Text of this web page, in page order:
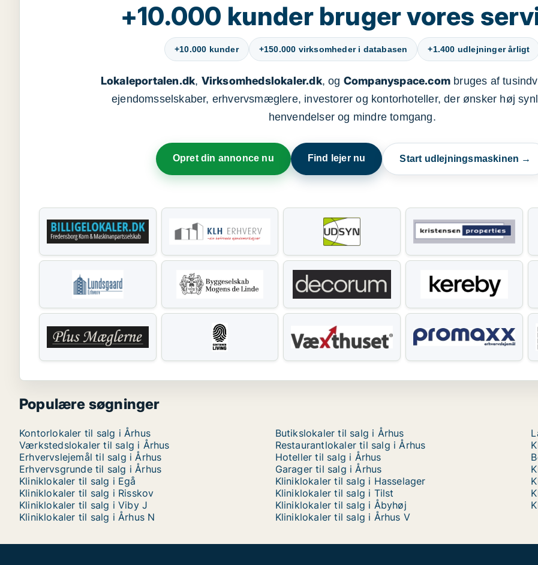
+10.000 kunder bruger vores
+10.000 kunder +150.000 virksomheder i databasen +1.400 udlejninger årligt
Lokaleportalen.dk, Virksomhedslokaler.dk, og Companyspace.combruges af
ejendomsselskaber, erhvervsmæglere, investorer og kontorhoteller, der ønsker høj
henvendelser og mindre tomgang.
Opret din annonce nu Find lejer nu Start udlejningsmaskinen →
Populære søgninger
Kontorlokaler til salg i Århus Butikslokaler til salg i Århus
Værkstedslokaler til salg i Århus
Restaurantlokaler til salg i Århus
Erhvervslejemål til salg i Århus
Hoteller til salg i Århus
Erhvervsgrunde til salg i Århus
Garager til salg i Århus
Kliniklokaler til salg i Egå
Kliniklokaler til salg i Hasselager
Kliniklokaler til salg i Risskov
Kliniklokaler til salg i Tilst
Kliniklokaler til salg i Viby J
Kliniklokaler til salg i Åbyhøj
Kliniklokaler til salg i Århus N
Kliniklokaler til salg i Århus V